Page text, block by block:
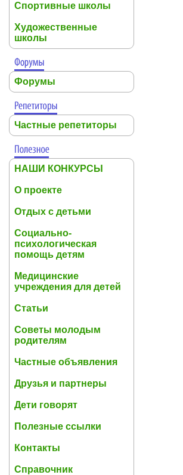
Спортивные школы
Художественные
школы
Форумы
Частные репетиторы
НАШИ КОНКУРСЫ
О проекте
Отдых с детьми
Социально-
психологическая
помощь детям
Медицинские
учреждения для детей
Статьи
Советы молодым
родителям
Частные объявления
Друзья и партнеры
Дети говорят
Полезные ссылки
Контакты
Справочник